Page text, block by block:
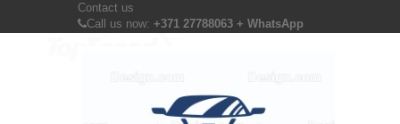
Contact us
Call us now: +371 27788063 + WhatsApp